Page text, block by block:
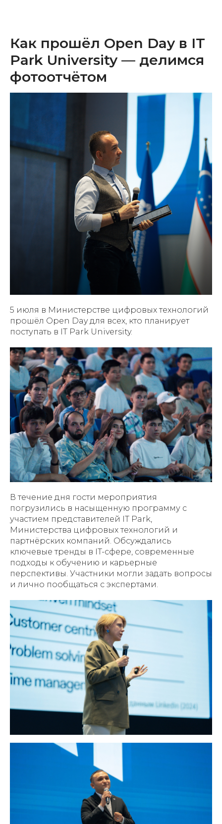
Как прошёл Open Day в IT
Park University — делимся
фотоотчётом
5 июля в Министерстве цифровых технологий
прошёл Open Day для всех, кто планирует
поступать в IT Park University.
В течение дня гости мероприятия
погрузились в насыщенную программу с
участием представителей IT Park,
Министерства цифровых технологий и
партнёрских компаний. Обсуждались
ключевые тренды в IT-сфере, современные
подходы к обучению и карьерные
перспективы. Участники могли задать вопросы
и лично пообщаться с экспертами.